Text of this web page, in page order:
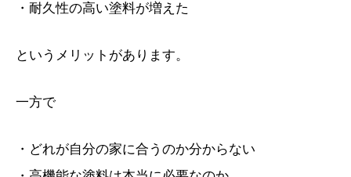
・耐久性の高い塗料が増えた
というメリットがあります。
一方で
・どれが自分の家に合うのか分からない